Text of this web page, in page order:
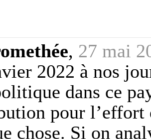
, 27 mai
2022 à nos
dans ce
pour
chose. Si on